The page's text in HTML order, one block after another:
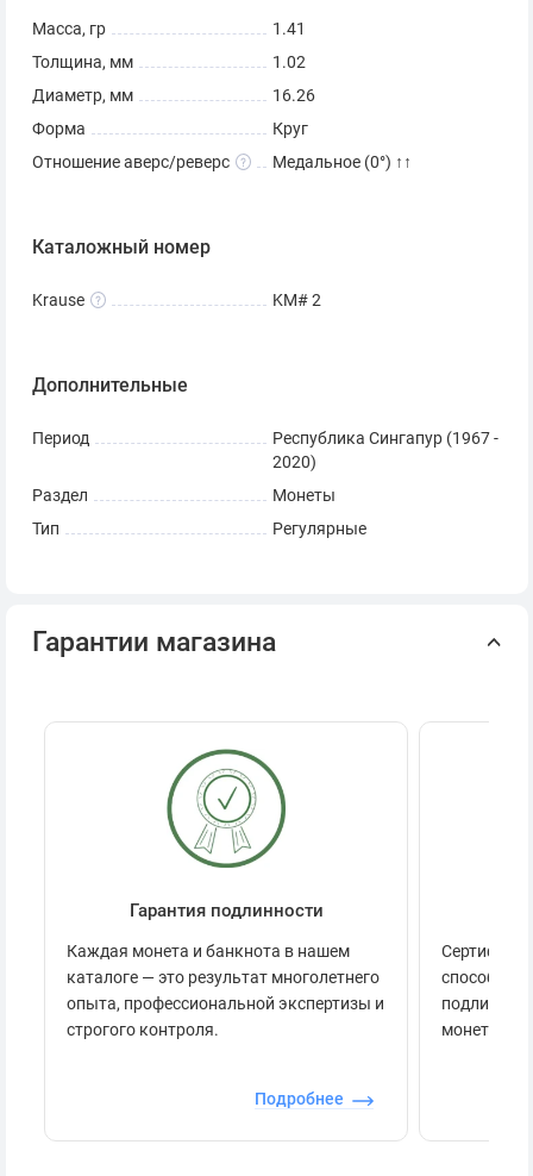
Масса, гр
1.41
Толщина, мм
1.02
Диаметр, мм
16.26
Форма
Круг
Отношение аверс/реверс
Медальное (0°) ↑↑
Каталожный номер
Krause KM# 2
Дополнительные
Период
Республика Сингапур (1967 -
2020)
Раздел
Монеты
Тип
Регулярные
Гарантии магазина
Гарантия подлинности
Каждая монета и банкнота в нашем
каталоге — это результат многолетнего
опыта, профессиональной экспертизы и
строгого контроля.
Подробнее
способов
монеты.